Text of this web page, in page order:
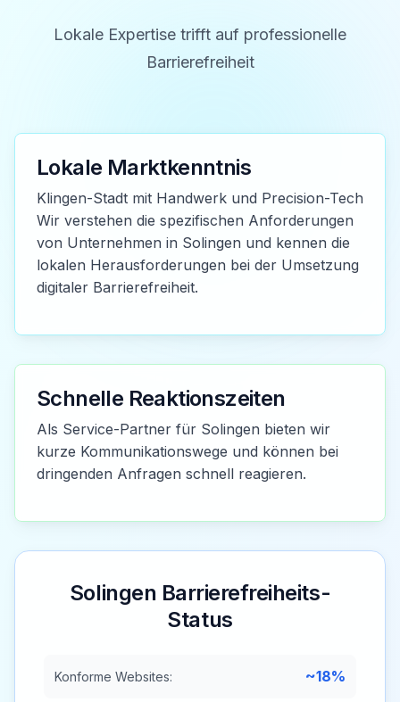
Lokale Expertise trifft auf professionelle
Barrierefreiheit
Lokale Marktkenntnis
Klingen-Stadt mit Handwerk und Precision-Tech
Wir verstehen die spezifischen Anforderungen
von Unternehmen in Solingen und kennen die
lokalen Herausforderungen bei der Umsetzung
digitaler Barrierefreiheit.
Schnelle Reaktionszeiten
Als Service-Partner für Solingen bieten wir
kurze Kommunikationswege und können bei
dringenden Anfragen schnell reagieren.
Solingen Barrierefreiheits-
Status
Konforme Websites: ~18%